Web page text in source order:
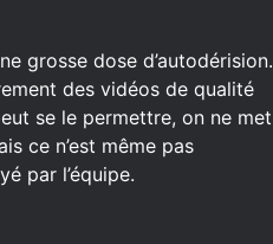
grosse dose d’autodérision.
des vidéos de qualité
se le permettre, on ne met
ce n’est même pas
par l’équipe.